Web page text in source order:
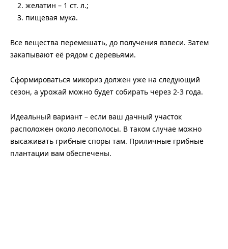
желатин – 1 ст. л.;
пищевая мука.
Все вещества перемешать, до получения взвеси. Затем
закапывают её рядом с деревьями.
Сформироваться микориз должен уже на следующий
сезон, а урожай можно будет собирать через 2-3 года.
Идеальный вариант – если ваш дачный участок
расположен около лесополосы. В таком случае можно
высаживать грибные споры там. Приличные грибные
плантации вам обеспечены.